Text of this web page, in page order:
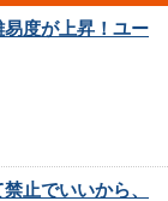
度が上昇！ユー
止でいいから、